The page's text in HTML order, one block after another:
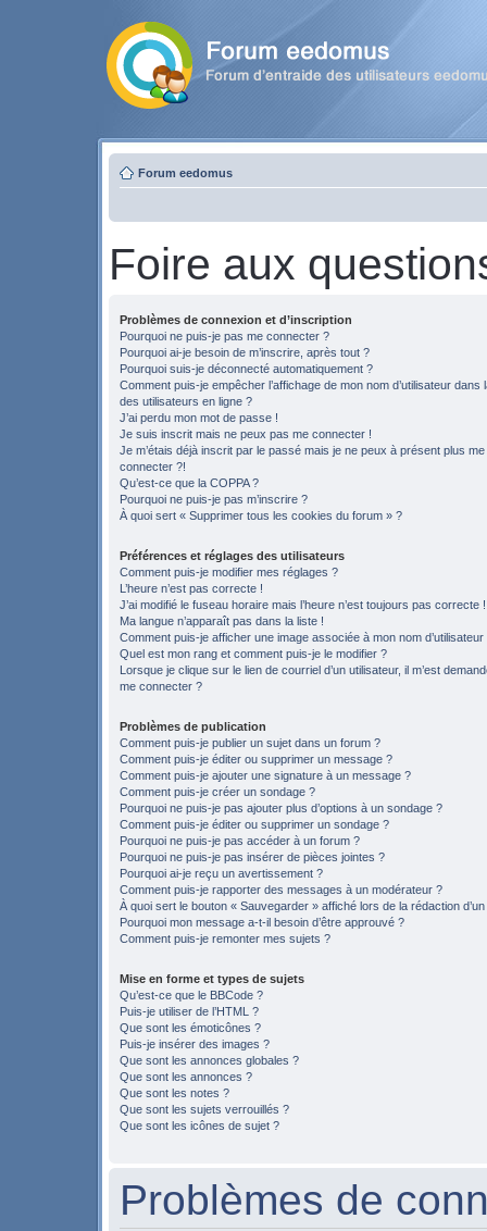
Forum eedomus
Foire aux
Problèmes de connexion et d’inscription
Pourquoi ne puis-je pas me connecter ?
Pourquoi ai-je besoin de m’inscrire, après tout ?
Pourquoi suis-je déconnecté automatiquement ?
Comment puis-je empêcher l’affichage de mon nom d’utilisateur dans
des utilisateurs en ligne ?
J’ai perdu mon mot de passe !
Je suis inscrit mais ne peux pas me connecter !
Je m’étais déjà inscrit par le passé mais je ne peux à présent plus me
connecter ?!
Qu’est-ce que la COPPA ?
Pourquoi ne puis-je pas m’inscrire ?
À quoi sert « Supprimer tous les cookies du forum » ?
Préférences et réglages des utilisateurs
Comment puis-je modifier mes réglages ?
L’heure n’est pas correcte !
J’ai modifié le fuseau horaire mais l’heure n’est toujours pas correcte !
Ma langue n’apparaît pas dans la liste !
Comment puis-je afficher une image associée à mon nom d’utilisateur
Quel est mon rang et comment puis-je le modifier ?
Lorsque je clique sur le lien de courriel d’un utilisateur, il m’est
me connecter ?
Problèmes de publication
Comment puis-je publier un sujet dans un forum ?
Comment puis-je éditer ou supprimer un message ?
Comment puis-je ajouter une signature à un message ?
Comment puis-je créer un sondage ?
Pourquoi ne puis-je pas ajouter plus d’options à un sondage ?
Comment puis-je éditer ou supprimer un sondage ?
Pourquoi ne puis-je pas accéder à un forum ?
Pourquoi ne puis-je pas insérer de pièces jointes ?
Pourquoi ai-je reçu un avertissement ?
Comment puis-je rapporter des messages à un modérateur ?
À quoi sert le bouton « Sauvegarder » affiché lors de la rédaction
Pourquoi mon message a-t-il besoin d’être approuvé ?
Comment puis-je remonter mes sujets ?
Mise en forme et types de sujets
Qu’est-ce que le BBCode ?
Puis-je utiliser de l’HTML ?
Que sont les émoticônes ?
Puis-je insérer des images ?
Que sont les annonces globales ?
Que sont les annonces ?
Que sont les notes ?
Que sont les sujets verrouillés ?
Que sont les icônes de sujet ?
Problèmes de